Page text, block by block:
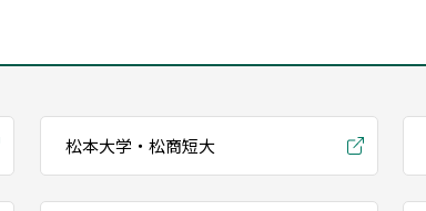
松本大学・松商短大